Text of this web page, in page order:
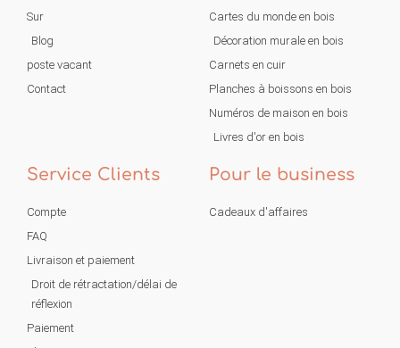
Sur
Blog
poste vacant
Contact
Cartes du monde en bois
Décoration murale en bois
Carnets en cuir
Planches à boissons en bois
Numéros de maison en bois
Livres d'or en bois
Service Clients
Compte
FAQ
Livraison et paiement
Droit de rétractation/délai de
réflexion
Paiement
Pour le business
Cadeaux d'affaires